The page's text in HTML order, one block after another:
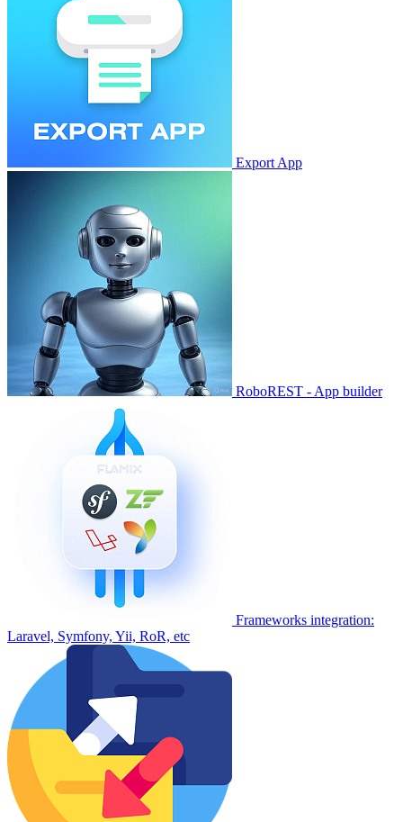
Export App
RoboREST - App builder
Frameworks integration:
Laravel, Symfony, Yii, RoR, etc